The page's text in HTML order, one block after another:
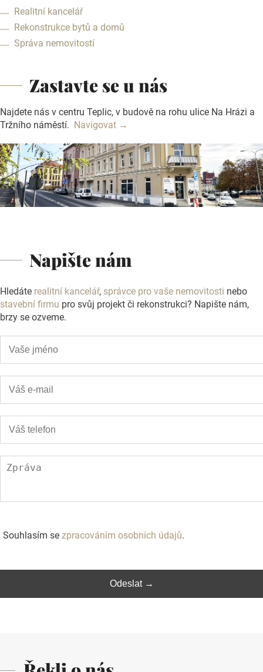
Realitní kancelář
Rekonstrukce bytů a domů
Správa nemovitostí
Zastavte se u nás
Najdete nás v centru Teplic, v budově na rohu ulice Na Hrázi a
Tržního náměstí. Navigovat →
Napište nám
Hledáte realitní kancelář, správce pro vaše nemovitosti nebo
stavební firmu pro svůj projekt či rekonstrukci? Napište nám,
brzy se ozveme.
Souhlasím se zpracováním osobních údajů.